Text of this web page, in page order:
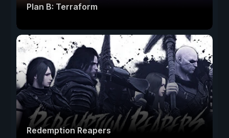
Plan B: Terraform
Redemption Reapers